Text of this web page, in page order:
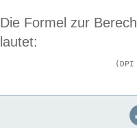
Die Formel zur
lautet: